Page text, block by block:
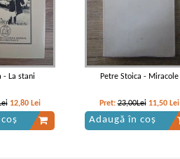
- La stani
12,80 Lei
Petre Stoica - Miracole
Pret:23,00Lei 11,50 Lei
Adaugă în coș